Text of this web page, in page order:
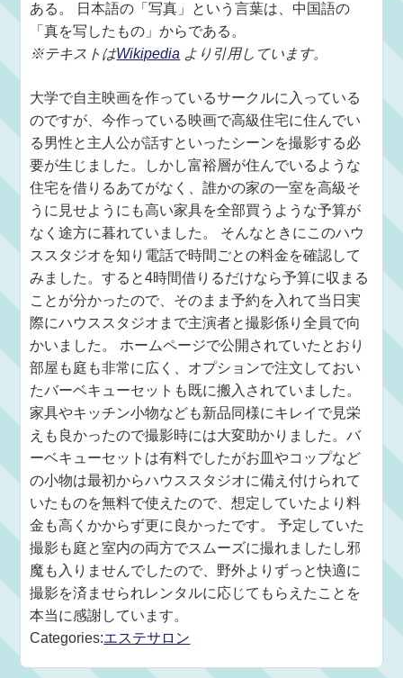
ある。 日本語の「写真」という言葉は、中国語の
「真を写したもの」からである。
※テキストはWikipedia より引用しています。
大学で自主映画を作っているサークルに入っている
のですが、今作っている映画で高級住宅に住んでい
る男性と主人公が話すといったシーンを撮影する必
要が生じました。しかし富裕層が住んでいるような
住宅を借りるあてがなく、誰かの家の一室を高級そ
うに見せようにも高い家具を全部買うような予算が
なく途方に暮れていました。 そんなときにこのハウ
ススタジオを知り電話で時間ごとの料金を確認して
みました。すると4時間借りるだけなら予算に収まる
ことが分かったので、そのまま予約を入れて当日実
際にハウススタジオまで主演者と撮影係り全員で向
かいました。 ホームページで公開されていたとおり
部屋も庭も非常に広く、オプションで注文しておい
たバーベキューセットも既に搬入されていました。
家具やキッチン小物なども新品同様にキレイで見栄
えも良かったので撮影時には大変助かりました。バ
ーベキューセットは有料でしたがお皿やコップなど
の小物は最初からハウススタジオに備え付けられて
いたものを無料で使えたので、想定していたより料
金も高くかからず更に良かったです。 予定していた
撮影も庭と室内の両方でスムーズに撮れましたし邪
魔も入りませんでしたので、野外よりずっと快適に
撮影を済ませられレンタルに応じてもらえたことを
本当に感謝しています。
Categories:エステサロン